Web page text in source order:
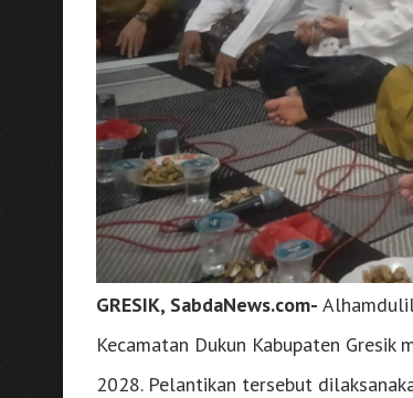
GRESIK, SabdaNews.com-
Kecamatan Dukun Kabupaten
2028. Pelantikan tersebut